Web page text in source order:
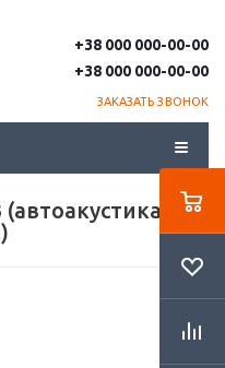
+38 000 000-00-00
+38 000 000-00-00
ЗАКАЗАТЬ ЗВОНОК
TS